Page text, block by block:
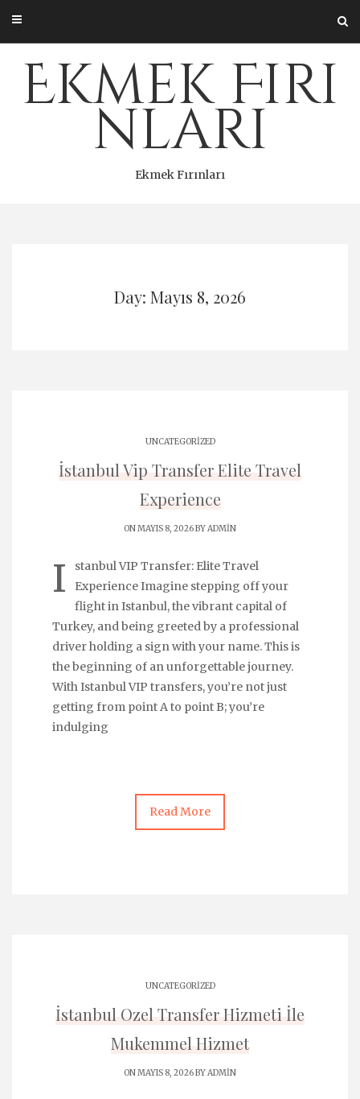
content
Ekmek Fırı
nları
Ekmek Fırınları
Day: Mayıs 8, 2026
UNCATEGORIZED
İstanbul Vip Transfer Elite Travel
Experience
ON MAYIS 8, 2026 BYADMIN
I
stanbul VIP Transfer: Elite Travel
Experience Imagine stepping off your
flight in Istanbul, the vibrant capital of
Turkey, and being greeted by a professional
driver holding a sign with your name. This is
the beginning of an unforgettable journey.
With Istanbul VIP transfers, you’re not just
getting from point A to point B; you’re
indulging
Read More
UNCATEGORIZED
İstanbul Ozel Transfer Hizmeti İle
Mukemmel Hizmet
ON MAYIS 8, 2026 BYADMIN